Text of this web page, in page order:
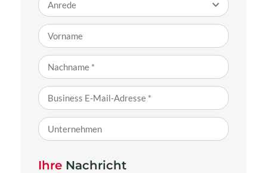
Ihre Nachricht